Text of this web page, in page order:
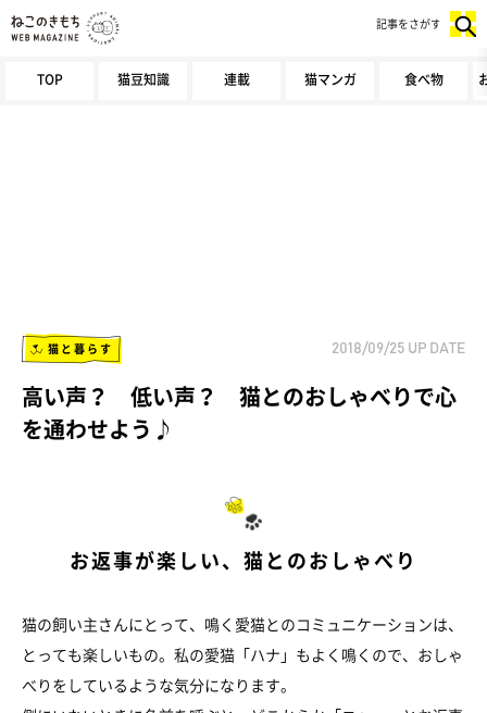
TOP 猫豆知識 連載 猫マンガ 食べ物
記事をさがす
猫と暮らす 2018/09/25 UP DATE
高い声？ 低い声？ 猫とのおしゃべりで心
を通わせよう♪
お返事が楽しい、猫とのおしゃべり
猫の飼い主さんにとって、鳴く愛猫とのコミュニケーションは、
とっても楽しいもの。私の愛猫「ハナ」もよく鳴くので、おしゃ
べりをしているような気分になります。